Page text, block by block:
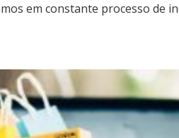
em constante processo de